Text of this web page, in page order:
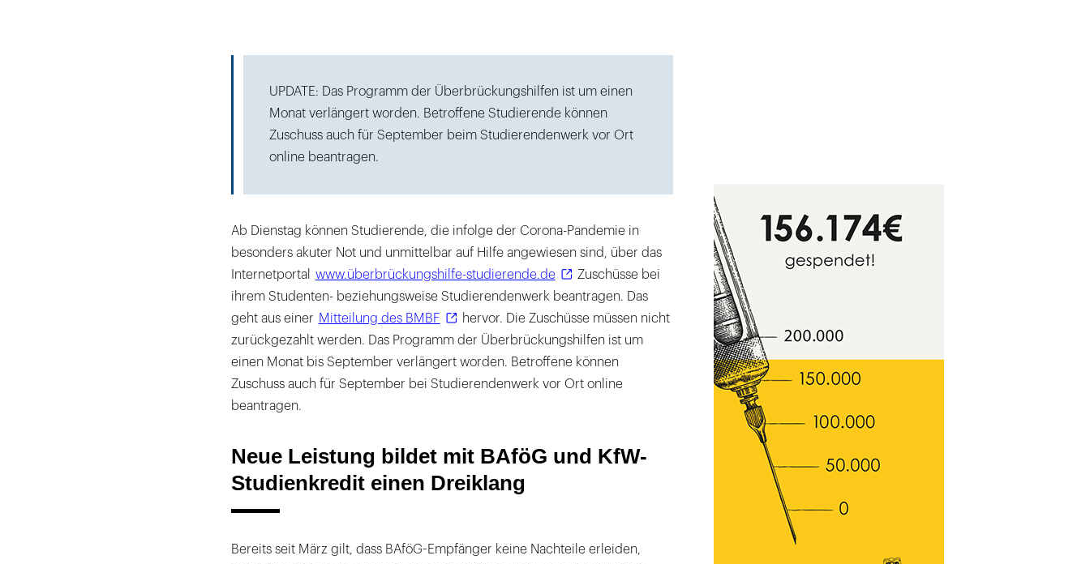
UPDATE: Das Programm der Überbrückungshilfen ist um einen
Monat verlängert worden. Betroffene Studierende können
Zuschuss auch für September beim Studierendenwerk vor Ort
online beantragen.
Ab Dienstag können Studierende, die infolge der Corona-Pandemie in
besonders akuter Not und unmittelbar auf Hilfe angewiesen sind, über das
Internetportal
www.überbrückungshilfe-studierende.de
Zuschüsse bei
ihrem Studenten- beziehungsweise Studierendenwerk beantragen. Das
geht aus einer Mitteilung des BMBF
hervor. Die Zuschüsse müssen nicht
zurückgezahlt werden. Das Programm der Überbrückungshilfen ist um
einen Monat bis September verlängert worden. Betroffene können
Zuschuss auch für September bei Studierendenwerk vor Ort online
beantragen.
Neue Leistung bildet mit BAföG und KfW-
Studienkredit einen Dreiklang
Bereits seit März gilt, dass BAföG-Empfänger keine Nachteile erleiden,